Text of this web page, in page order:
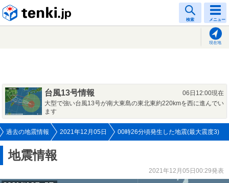
検索 メニュー
現在地
台風13号情報
06日12:00現在
大型で強い台風13号が南大東島の東北東約220kmを西に進んでい
ます
過去の地震情報 2021年12月05日 00時26分頃発生した地震(最大震度3)
地震情報
2021年12月05日00:29発表